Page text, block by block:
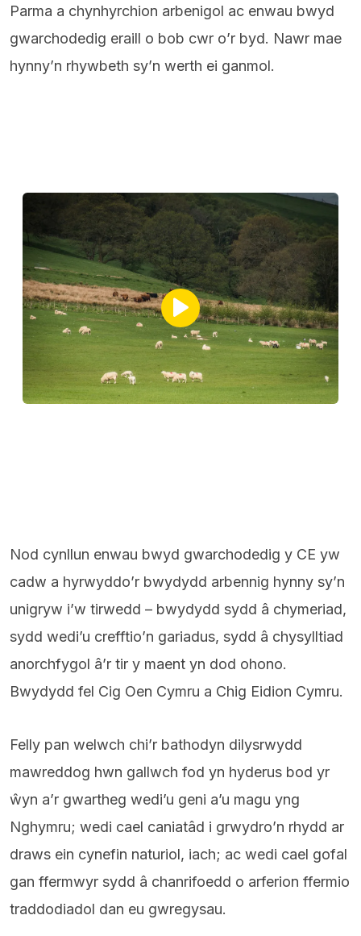
Parma a chynhyrchion arbenigol ac enwau bwyd
gwarchodedig eraill o bob cwr o’r byd. Nawr mae
hynny’n rhywbeth sy’n werth ei ganmol.
Nod cynllun enwau bwyd gwarchodedig y CE yw
cadw a hyrwyddo’r bwydydd arbennig hynny sy’n
unigryw i’w tirwedd – bwydydd sydd â chymeriad,
sydd wedi’u crefftio’n gariadus, sydd â chysylltiad
anorchfygol â’r tir y maent yn dod ohono.
Bwydydd fel Cig Oen Cymru a Chig Eidion Cymru.
Felly pan welwch chi’r bathodyn dilysrwydd
mawreddog hwn gallwch fod yn hyderus bod yr
ŵyn a’r gwartheg wedi’u geni a’u magu yng
Nghymru; wedi cael caniatâd i grwydro’n rhydd ar
draws ein cynefin naturiol, iach; ac wedi cael gofal
gan ffermwyr sydd â chanrifoedd o arferion ffermio
traddodiadol dan eu gwregysau.